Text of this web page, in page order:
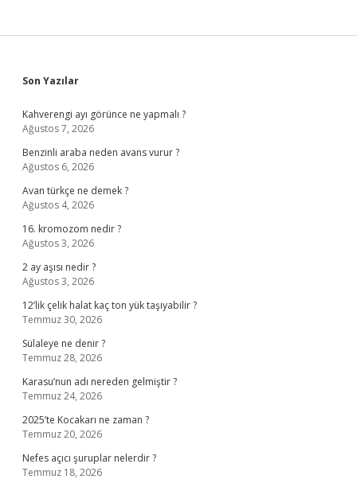
Sidebar
Son Yazılar
Kahverengi ayı görünce ne yapmalı ?
Ağustos 7, 2026
Benzinli araba neden avans vurur ?
Ağustos 6, 2026
Avan türkçe ne demek ?
Ağustos 4, 2026
16. kromozom nedir ?
Ağustos 3, 2026
2 ay aşısı nedir ?
Ağustos 3, 2026
12’lik çelik halat kaç ton yük taşıyabilir ?
Temmuz 30, 2026
Sülaleye ne denir ?
Temmuz 28, 2026
Karasu’nun adı nereden gelmiştir ?
Temmuz 24, 2026
2025’te Kocakarı ne zaman ?
Temmuz 20, 2026
Nefes açıcı şuruplar nelerdir ?
Temmuz 18, 2026